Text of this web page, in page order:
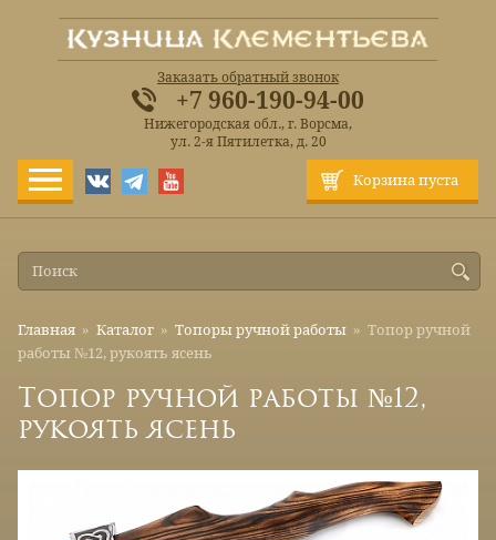
Корзина пуста
Заказать обратный звонок
+7 960-190-94-00
Нижегородская обл., г. Ворсма,
ул. 2-я Пятилетка, д. 20
Главная » Каталог » Топоры ручной работы » Топор ручной
работы №12, рукоять ясень
Топор ручной работы №12,
рукоять ясень